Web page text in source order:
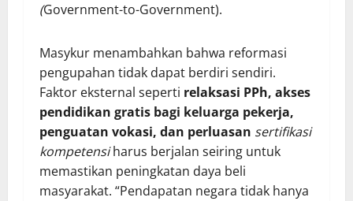
(Government-to-Government).
Masykur menambahkan bahwa reformasi
pengupahan tidak dapat berdiri sendiri.
Faktor eksternal seperti relaksasi PPh, akses
pendidikan gratis bagi keluarga pekerja,
penguatan vokasi, dan perluasan sertifikasi
kompetensiharus berjalan seiring untuk
memastikan peningkatan daya beli
masyarakat. “Pendapatan negara tidak hanya